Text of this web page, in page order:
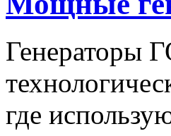
Генераторы
где